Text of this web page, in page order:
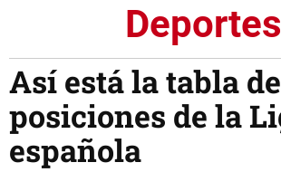
Deportes
Así está la tabla de
posiciones de la
española